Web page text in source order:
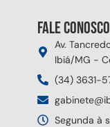
Fale conosco
Av.
Ibiá/MG -
(34) 3631-
Segunda à